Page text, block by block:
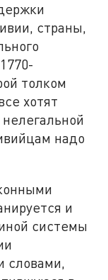
страны,
толком
хотят
надо
и
системы
словами,